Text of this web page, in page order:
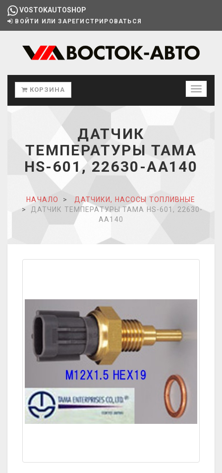
VOSTOKAUTOSHOP
ВОЙТИ ИЛИ ЗАРЕГИСТРИРОВАТЬСЯ
КОРЗИНА
ДАТЧИК
ТЕМПЕРАТУРЫ TAMA
HS-601, 22630-AA140
НАЧАЛО
ДАТЧИКИ, НАСОСЫ ТОПЛИВНЫЕ
ДАТЧИК ТЕМПЕРАТУРЫ TAMA HS-601, 22630-
AA140